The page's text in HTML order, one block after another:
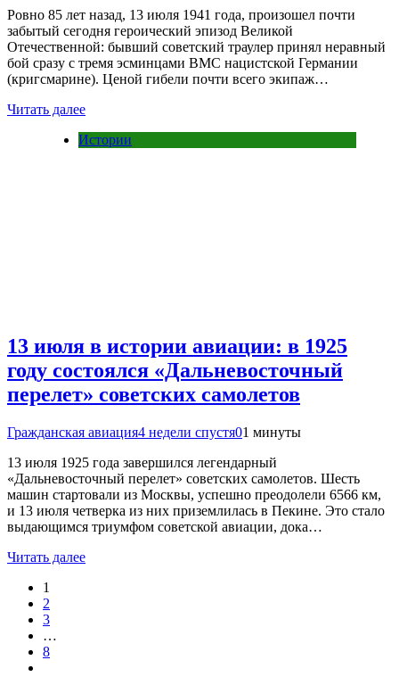
Ровно 85 лет назад, 13 июля 1941 года, произошел почти
забытый сегодня героический эпизод Великой
Отечественной: бывший советский траулер принял неравный
бой сразу с тремя эсминцами ВМС нацистской Германии
(кригсмарине). Ценой гибели почти всего экипаж…
Читать далее
Истории
13 июля в истории авиации: в 1925
году состоялся «Дальневосточный
перелет» советских самолетов
Гражданская авиация4 недели спустя01 минуты
13 июля 1925 года завершился легендарный
«Дальневосточный перелет» советских самолетов. Шесть
машин стартовали из Москвы, успешно преодолели 6566 км,
и 13 июля четверка из них приземлилась в Пекине. Это стало
выдающимся триумфом советской авиации, дока…
Читать далее
1
2
3
…
8